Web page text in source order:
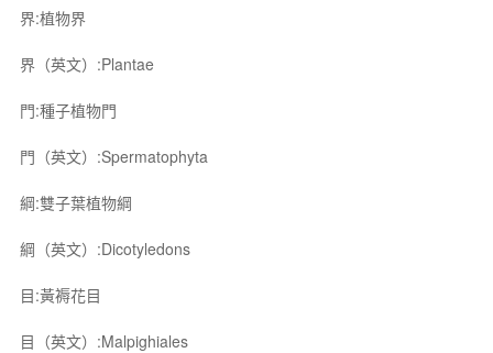
界:植物界
界（英文）:Plantae
門:種子植物門
門（英文）:Spermatophyta
綱:雙子葉植物綱
綱（英文）:Dicotyledons
目:黃褥花目
目（英文）:Malpighiales